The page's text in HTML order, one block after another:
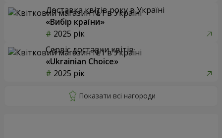
Доставка квітів року в Україні
«Вибір країни»
2025 рік
Сервіс доставки квітів
«Ukrainian Choice»
2025 рік